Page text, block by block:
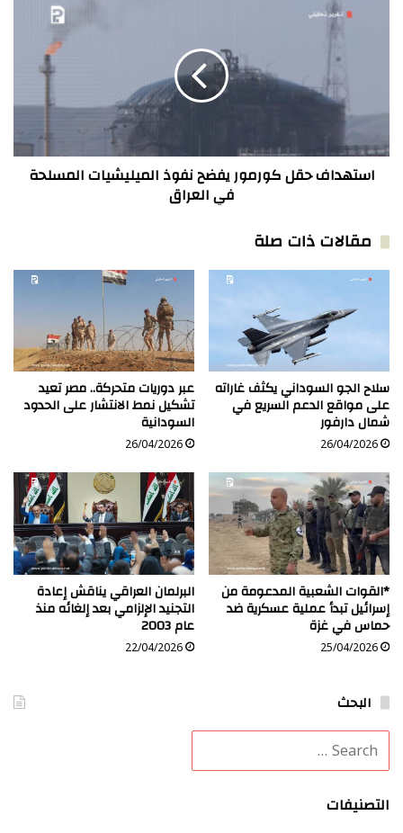
الميليشيات
المسلحة
العراق
استهداف حقل كورمور يفضح نفوذ الميليشيات المسلحة
في العراق
مقالات ذات صلة
سلاح الجو السوداني يكثف غاراته
على مواقع الدعم السريع في
شمال دارفور
26/04/2026
عبر دوريات متحركة.. مصر تعيد
تشكيل نمط الانتشار على الحدود
السودانية
26/04/2026
*القوات الشعبية المدعومة من
إسرائيل تبدأ عملية عسكرية ضد
حماس في غزة
25/04/2026
البرلمان العراقي يناقش إعادة
التجنيد الإلزامي بعد إلغائه منذ
عام 2003
22/04/2026
البحث
التصنيفات